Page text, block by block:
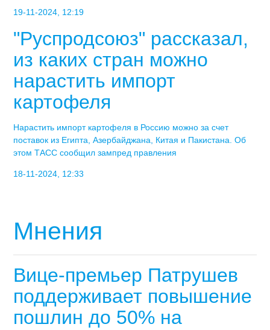
19-11-2024, 12:19
"Руспродсоюз" рассказал,
из каких стран можно
нарастить импорт
картофеля
Нарастить импорт картофеля в Россию можно за счет
поставок из Египта, Азербайджана, Китая и Пакистана. Об
этом ТАСС сообщил зампред правления
18-11-2024, 12:33
Мнения
Вице-премьер Патрушев
поддерживает повышение
пошлин до 50% на